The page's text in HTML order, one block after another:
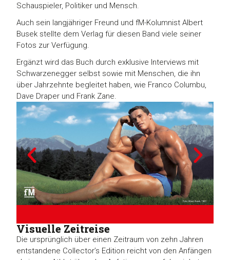
Schauspieler, Politiker und Mensch.
Auch sein langjähriger Freund und fM-Kolumnist Albert
Busek stellte dem Verlag für diesen Band viele seiner
Fotos zur Verfügung.
Ergänzt wird das Buch durch exklusive Interviews mit
Schwarzenegger selbst sowie mit Menschen, die ihn
über Jahrzehnte begleitet haben, wie Franco Columbu,
Dave Draper und Frank Zane.
Visuelle Zeitreise
Die ursprünglich über einen Zeitraum von zehn Jahren
entstandene Collector’s Edition reicht von den Anfängen